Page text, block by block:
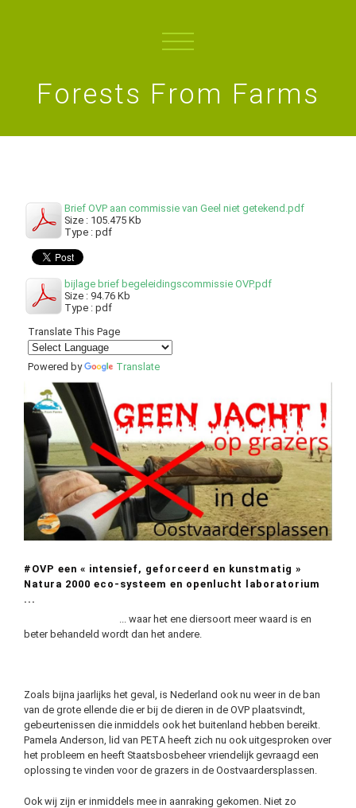
Forests From Farms
Brief OVP aan commissie van Geel niet getekend.pdf
Size : 105.475 Kb
Type : pdf
bijlage brief begeleidingscommissie OVP.pdf
Size : 94.76 Kb
Type : pdf
Translate This Page
Powered by Translate
#OVP een « intensief, geforceerd en kunstmatig »
Natura 2000 eco-systeem en openlucht laboratorium
...
... waar het ene diersoort meer waard is en
beter behandeld wordt dan het andere.
Zoals bijna jaarlijks het geval, is Nederland ook nu weer in de ban
van de grote ellende die er bij de dieren in de OVP plaatsvindt,
gebeurtenissen die inmiddels ook het buitenland hebben bereikt.
Pamela Anderson, lid van PETA heeft zich nu ook uitgesproken over
het probleem en heeft Staatsbosbeheer vriendelijk gevraagd een
oplossing te vinden voor de grazers in de Oostvaardersplassen.
Ook wij zijn er inmiddels mee in aanraking gekomen. Niet zo